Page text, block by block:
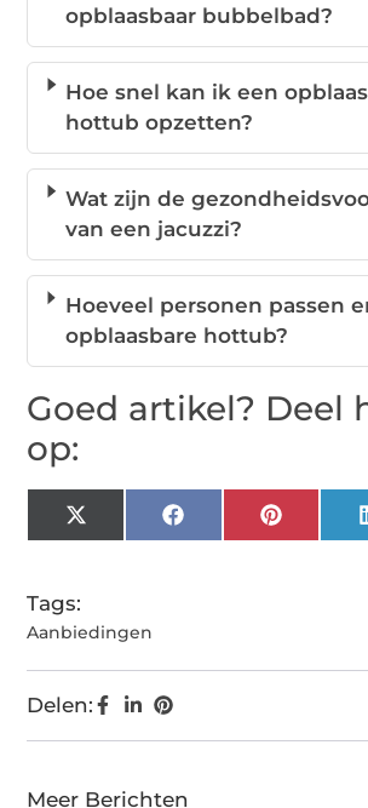
opblaasbaar bubbelbad?
Hoe snel kan ik een
hottub opzetten?
Wat zijn de
van een jacuzzi?
Hoeveel personen passen
opblaasbare hottub?
Goed artikel? Deel
op:
X
(Twitter)
Facebook
Tags:
Aanbiedingen
Delen:
Meer Berichten